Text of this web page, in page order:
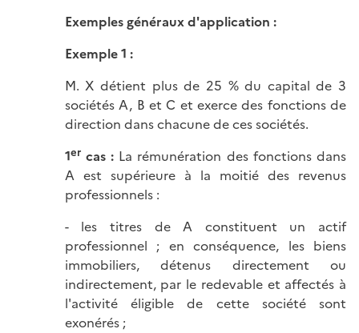
Exemples généraux d'application :
Exemple 1 :
M. X détient plus de 25 % du capital de 3
sociétés A, B et C et exerce des fonctions de
direction dans chacune de ces sociétés.
1ercas : La rémunération des fonctions dans
A est supérieure à la moitié des revenus
professionnels :
- les titres de A constituent un actif
professionnel ; en conséquence, les biens
immobiliers, détenus directement ou
indirectement, par le redevable et affectés à
l'activité éligible de cette société sont
exonérés ;